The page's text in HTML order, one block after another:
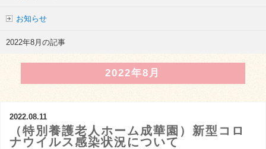
お知らせ
2022年8月の記事
2022年8月
2022.08.11
（特別養護老人ホーム成華園）新型コロ
ナウイルス感染状況について